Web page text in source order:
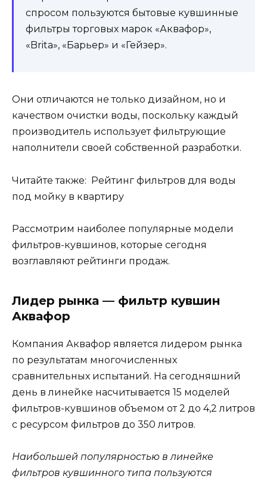
спросом пользуются бытовые кувшинные
фильтры торговых марок «Аквафор»,
«Brita», «Барьер» и «Гейзер».
Они отличаются не только дизайном, но и
качеством очистки воды, поскольку каждый
производитель использует фильтрующие
наполнители своей собственной разработки.
Читайте также: Рейтинг фильтров для воды
под мойку в квартиру
Рассмотрим наиболее популярные модели
фильтров-кувшинов, которые сегодня
возглавляют рейтинги продаж.
Лидер рынка — фильтр кувшин
Аквафор
Компания Аквафор является лидером рынка
по результатам многочисленных
сравнительных испытаний. На сегодняшний
день в линейке насчитывается 15 моделей
фильтров-кувшинов объемом от 2 до 4,2 литров
с ресурсом фильтров до 350 литров.
Наибольшей популярностью в линейке
фильтров кувшинного типа пользуются